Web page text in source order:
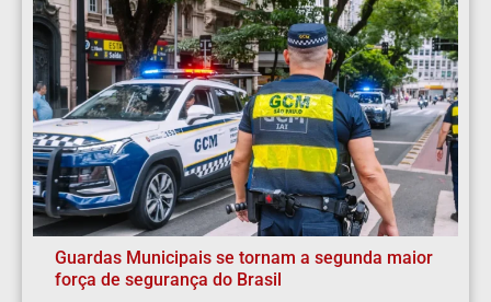
Guardas Municipais se tornam a segunda maior
força de segurança do Brasil